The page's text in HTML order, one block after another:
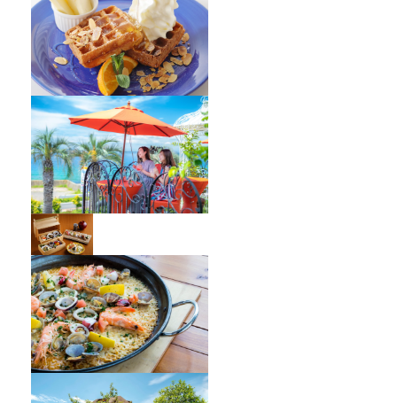
ミエレ
ミエレ ザ ガーデン
クラフトサーカス